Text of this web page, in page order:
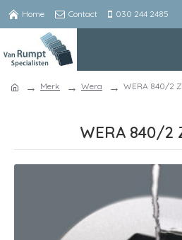
Home Contact 030 244 2485
Merk Wera WERA 840/2
WERA 840/2